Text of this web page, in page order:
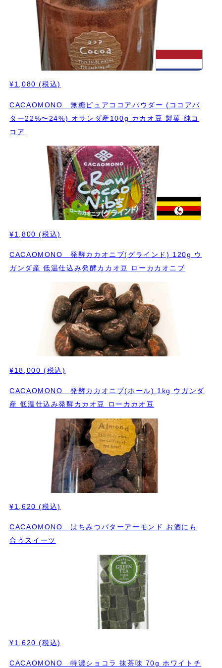
¥1,080 (税込)
CACAOMONO 無糖ピュアココアパウダー (ココアバ
ター22%〜24%) オランダ産100g カカオ豆 製菓 純コ
コア
¥1,800 (税込)
CACAOMONO 発酵カカオニブ(グラインド) 120g ウ
ガンダ産 低温仕込み発酵カカオ豆 ローカカオニブ
¥18,000 (税込)
CACAOMONO 発酵カカオニブ(ホール) 1kg ウガンダ
産 低温仕込み発酵カカオ豆 ローカカオ豆
¥1,620 (税込)
CACAOMONO はちみつバターアーモンド お酒にも
合うスイーツ
¥1,620 (税込)
CACAOMONO 特濃ショコラ 抹茶味 70g ホワイトチ